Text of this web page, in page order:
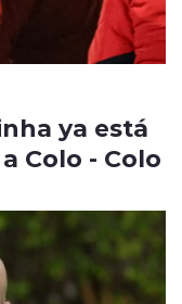
ya está
Colo - Colo